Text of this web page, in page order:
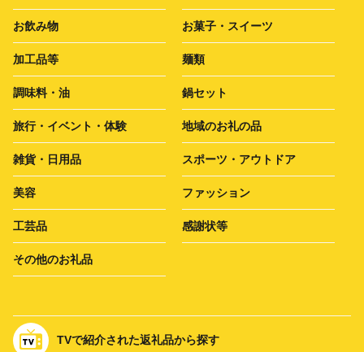
お飲み物 お菓子・スイーツ
加工品等 麺類
調味料・油 鍋セット
旅行・イベント・体験 地域のお礼の品
雑貨・日用品 スポーツ・アウトドア
美容 ファッション
工芸品 感謝状等
その他のお礼品
TVで紹介された返礼品から探す